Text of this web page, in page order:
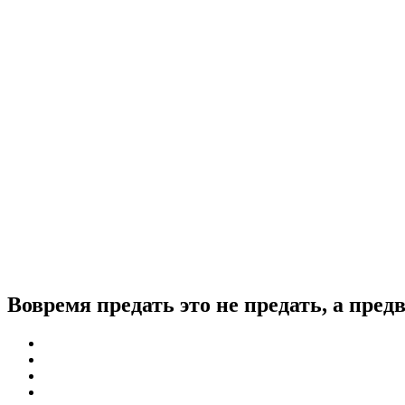
Вовремя предать это не предать, а